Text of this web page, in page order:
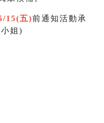
15(五)前通知活動承
姐)